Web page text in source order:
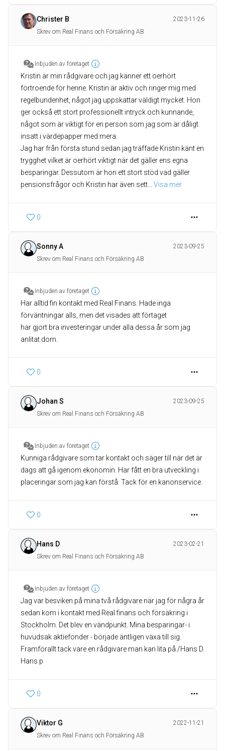
Christer B
2023-11-26
Skrev om Real Finans och Försäkring AB
Inbjuden av företaget
Kristin är min rådgivare och jag känner ett oerhört
förtroende för henne. Kristin är aktiv och ringer mig med
regelbundenhet, något jag uppskattar väldigt mycket. Hon
ger också ett stort professionellt intryck och kunnande,
något som är viktigt för en person som jag som är dåligt
insatt i värdepapper med mera.
Jag har från första stund sedan jag träffade Kristin känt en
trygghet vilket är oerhört viktigt när det gäller ens egna
besparingar. Dessutom är hon ett stort stöd vad gäller
pensionsfrågor och Kristin har även sett
Visa mer
0
Sonny A
2023-09-25
Skrev om Real Finans och Försäkring AB
Inbjuden av företaget
Har alltid fin kontakt med Real Finans. Hade inga
förväntningar alls, men det visades att förtaget
har gjort bra investeringar under alla dessa år som jag
anlitat dom.
0
Johan S
2023-09-25
Skrev om Real Finans och Försäkring AB
Inbjuden av företaget
Kunniga rådgivare som tar kontakt och säger till när det är
dags att gå igenom ekonomin. Har fått en bra utveckling i
placeringar som jag kan förstå. Tack för en kanonservice.
0
Hans D
2023-02-21
Skrev om Real Finans och Försäkring AB
Inbjuden av företaget
Jag var besviken på mina två rådgivare när jag för några år
sedan kom i kontakt med Real finans och försäkring i
Stockholm. Det blev en vändpunkt. Mina besparingar- i
huvudsak aktiefonder - började äntligen växa till sig.
Framförallt tack vare en rådgivare man kan lita på./Hans D.
Hans p
0
Viktor G
2022-11-21
Skrev om Real Finans och Försäkring AB